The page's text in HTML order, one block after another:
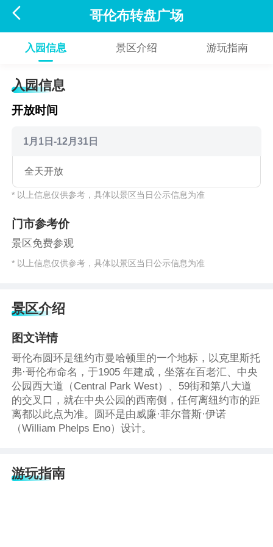
 哥伦布转盘广场
入园信息 景区介绍 游玩指南
入园信息
开放时间
1月1日-12月31日
全天开放
* 以上信息仅供参考，具体以景区当日公示信息为准
门市参考价
景区免费参观
* 以上信息仅供参考，具体以景区当日公示信息为准
景区介绍
图文详情
哥伦布圆环是纽约市曼哈顿里的一个地标，以克里斯托
弗·哥伦布命名，于1905 年建成，坐落在百老汇、中央
公园西大道（Central Park West）、59街和第八大道
的交叉口，就在中央公园的西南侧，任何离纽约市的距
离都以此点为准。圆环是由威廉·菲尔普斯·伊诺
（William Phelps Eno）设计。
游玩指南